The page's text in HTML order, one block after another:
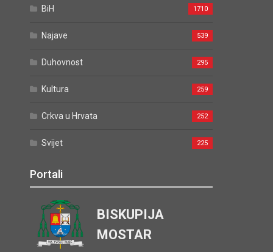
BiH 1710
Najave 539
Duhovnost 295
Kultura 259
Crkva u Hrvata 252
Svijet 225
Portali
BISKUPIJA
MOSTAR